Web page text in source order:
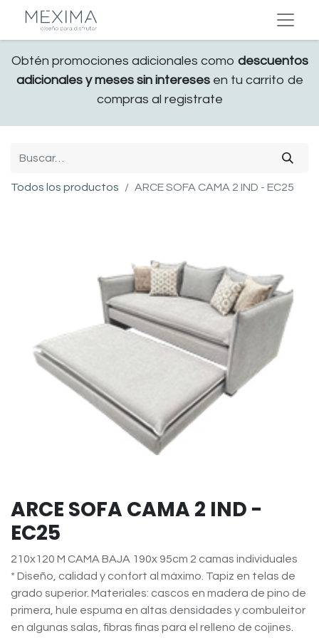
Obtén promociones adicionales como descuentos
adicionales y meses sin interesesen tu carrito de
compras al registrate
Todos los productos ARCE SOFA CAMA 2 IND - EC25
ARCE SOFA CAMA 2 IND -
EC25
210x120 M CAMA BAJA 190x 95cm 2 camas individuales
* Diseño, calidad y confort al máximo. Tapiz en telas de
grado superior. Materiales: cascos en madera de pino de
primera, hule espuma en altas densidades y combuleitor
en algunas salas, fibras finas para el relleno de cojines.